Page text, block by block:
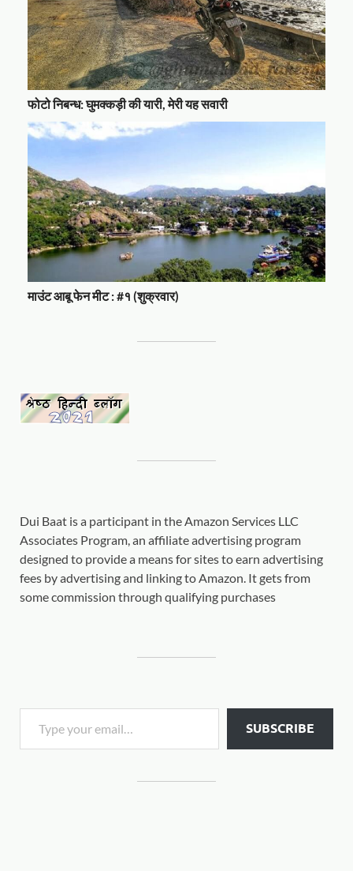
फोटो निबन्ध: घुमक्कड़ी की यारी, मेरी यह सवारी
माउंट आबू फेन मीट : #१ (शुक्रवार)
Dui Baat is a participant in the Amazon Services LLC
Associates Program, an affiliate advertising program
designed to provide a means for sites to earn advertising
fees by advertising and linking to Amazon. It gets from
some commission through qualifying purchases
SUBSCRIBE